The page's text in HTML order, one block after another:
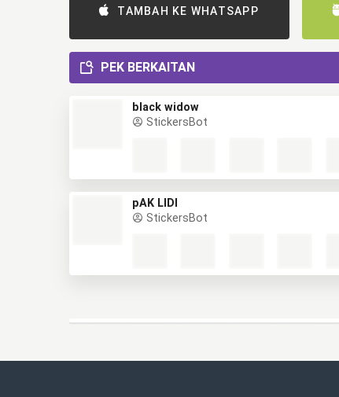
TAMBAH KE WHATSAPP
PEK BERKAITAN
black widow
StickersBot
pAK LIDI
StickersBot